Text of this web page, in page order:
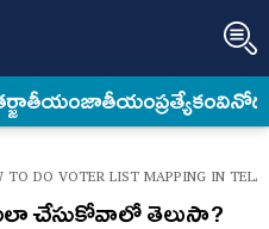
జాతీయంప్రత్యేకం
TO DO VOTER LIST MAPPING IN
ఎలా చేసుకోవాలో తెలుసా?